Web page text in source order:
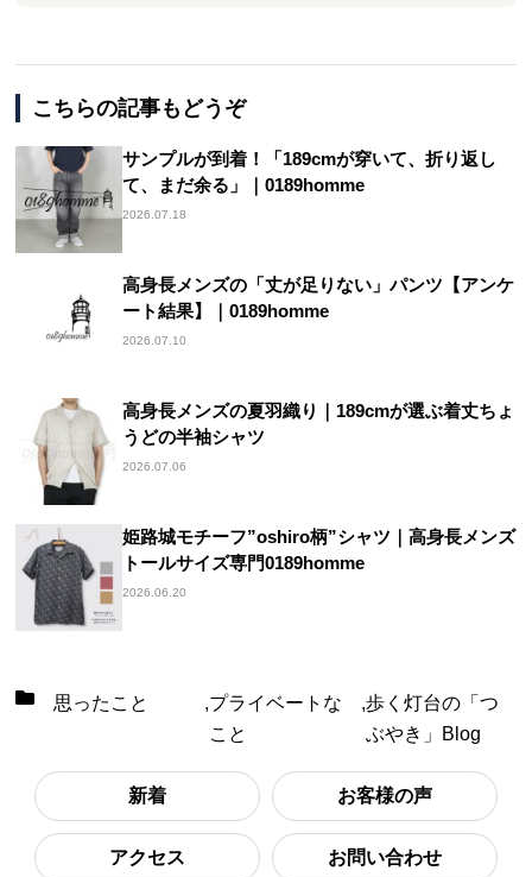
こちらの記事もどうぞ
サンプルが到着！「189cmが穿いて、折り返し
て、まだ余る」｜0189homme
2026.07.18
高身長メンズの「丈が足りない」パンツ【アンケ
ート結果】｜0189homme
2026.07.10
高身長メンズの夏羽織り｜189cmが選ぶ着丈ちょ
うどの半袖シャツ
2026.07.06
姫路城モチーフ”oshiro柄”シャツ｜高身長メンズ
トールサイズ専門0189homme
2026.06.20
思ったこと ,プライベートな
こと
,歩く灯台の「つ
ぶやき」Blog
新着 お客様の声
アクセス お問い合わせ